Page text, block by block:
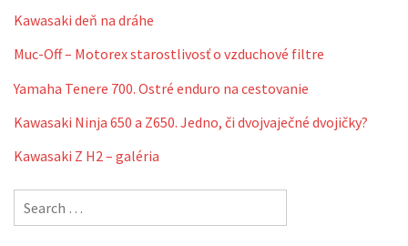
Kawasaki deň na dráhe
Muc-Off – Motorex starostlivosť o vzduchové filtre
Yamaha Tenere 700. Ostré enduro na cestovanie
Kawasaki Ninja 650 a Z650. Jedno, či dvojvaječné dvojičky?
Kawasaki Z H2 – galéria
Search
for: